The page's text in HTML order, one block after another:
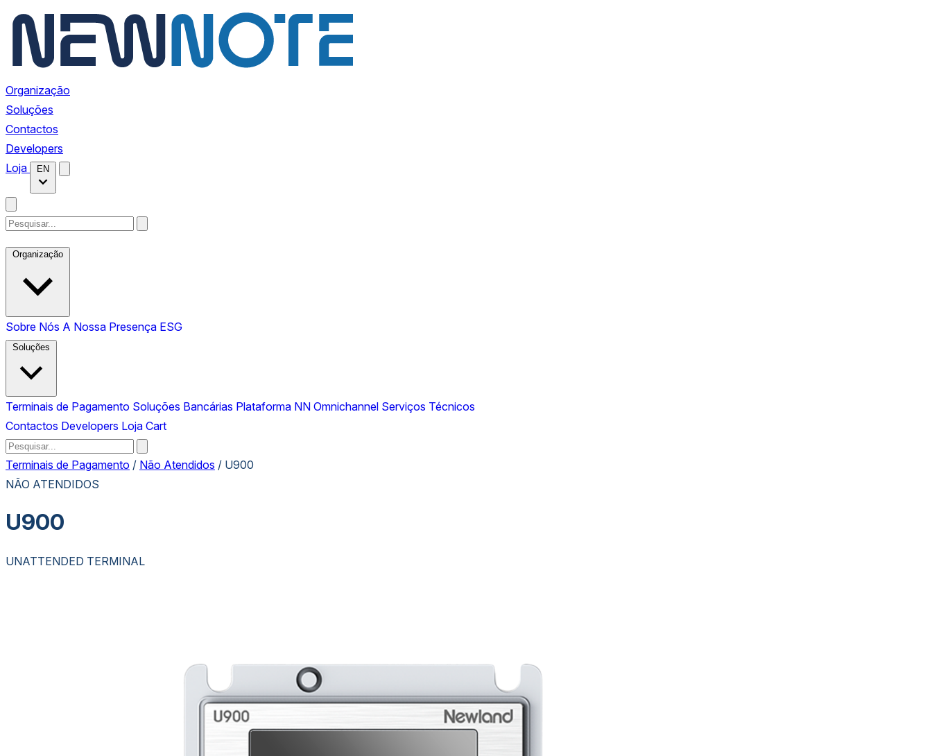
Organização
Soluções
Contactos
Developers
Loja
EN
Organização
Sobre Nós A Nossa Presença ESG
Soluções
Terminais de Pagamento Soluções Bancárias Plataforma NN Omnichannel Serviços Técnicos
Contactos Developers Loja Cart
Terminais de Pagamento / Não Atendidos / U900
NÃO ATENDIDOS
U900
UNATTENDED TERMINAL